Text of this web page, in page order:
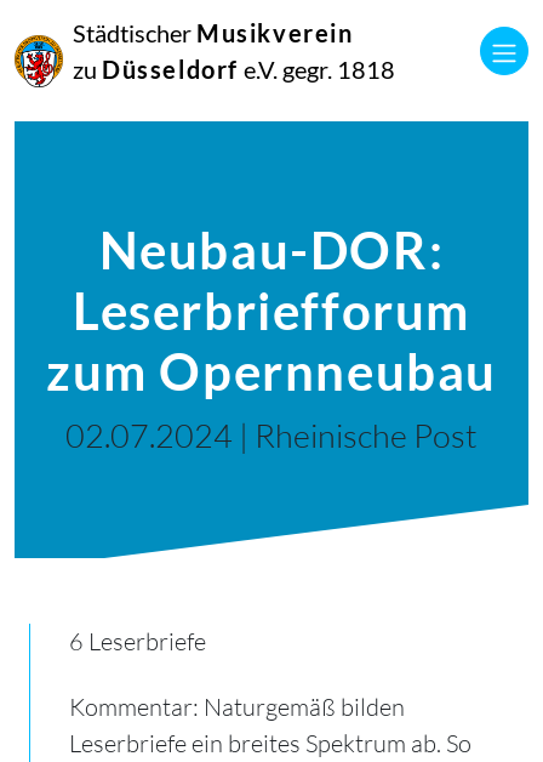
Städtischer Musikverein
zu Düsseldorf e.V. gegr. 1818
Neubau-DOR:
Leserbriefforum
zum Opernneubau
02.07.2024 | Rheinische Post
6 Leserbriefe
Kommentar: Naturgemäß bilden
Leserbriefe ein breites Spektrum ab. So